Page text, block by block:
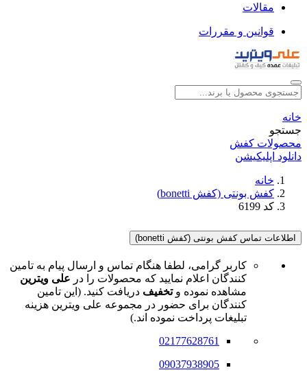
مقالات
قوانین و مقررات
خانه
جستجو
محصولات کفش
دانلود اپلیکیشن
خانه
کفش بونتی (کفش bonetti)
کد 6199
اطلاعات تماس کفش بونتی (کفش bonetti)
کاربر گرامی، لطفا هنگام تماس و ارسال پیام به تامین
کنندگان اعلام نمایید که محصولات را در علی ویترین
مشاهده نموده وتخفیف دریافت کنید. (این تامین
کنندگان برای حضور در مجموعه علی ویترین هزینه
تبلیغات پرداخت نموده اند.)
02177628761
09037938905